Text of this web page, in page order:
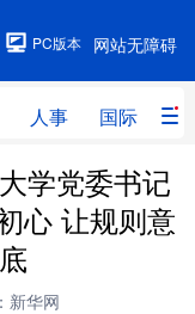
网站无障碍
PC版本
人事 国际 财
人事
港澳
线
学党委书记
心 让规则意
新华网